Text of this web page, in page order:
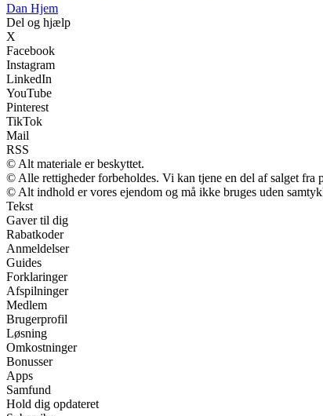
Dan Hjem
Del og hjælp
X
Facebook
Instagram
LinkedIn
YouTube
Pinterest
TikTok
Mail
RSS
© Alt materiale er beskyttet.
© Alle rettigheder forbeholdes. Vi kan tjene en del af salget fra
© Alt indhold er vores ejendom og må ikke bruges uden
Tekst
Gaver til dig
Rabatkoder
Anmeldelser
Guides
Forklaringer
Afspilninger
Medlem
Brugerprofil
Løsning
Omkostninger
Bonusser
Apps
Samfund
Hold dig opdateret